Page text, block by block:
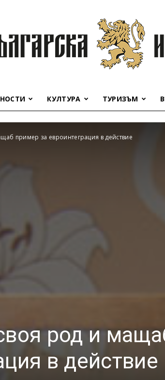
КУЛТУРА ТУРИЗЪМ
пример за евроинтеграция в действие
род и
в действие